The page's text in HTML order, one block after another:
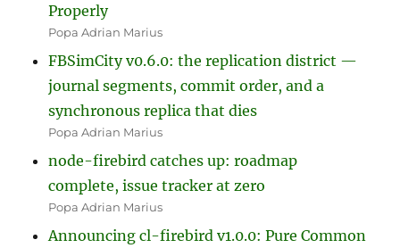
Properly
Popa Adrian Marius
FBSimCity v0.6.0: the replication district —
journal segments, commit order, and a
synchronous replica that dies
Popa Adrian Marius
node-firebird catches up: roadmap
complete, issue tracker at zero
Popa Adrian Marius
Announcing cl-firebird v1.0.0: Pure Common